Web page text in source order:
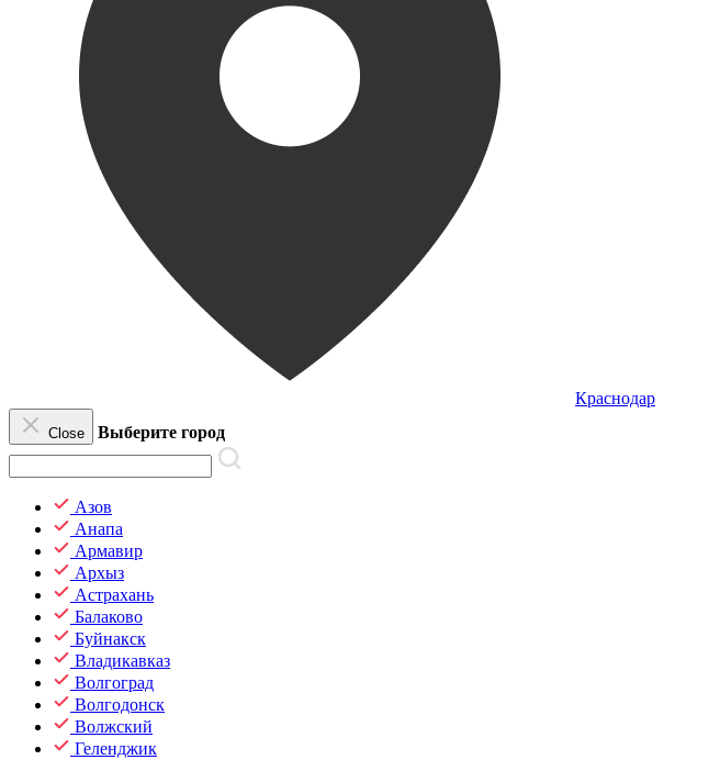
Краснодар
Close Выберите город
Азов
Анапа
Армавир
Архыз
Астрахань
Балаково
Буйнакск
Владикавказ
Волгоград
Волгодонск
Волжский
Геленджик